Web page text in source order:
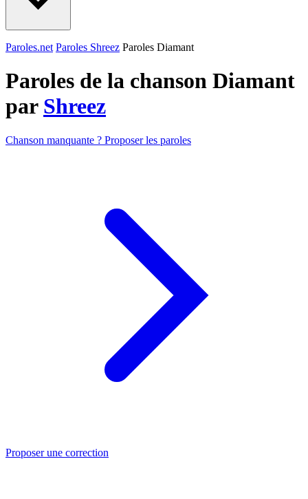
Paroles.net Paroles Shreez Paroles Diamant
Paroles de la chanson Diamant
par Shreez
Chanson manquante ? Proposer les paroles
Proposer une correction